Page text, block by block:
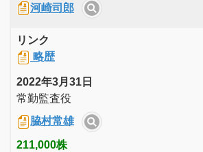
河崎司郎
リンク
略歴
2022年3月31日
常勤監査役
脇村常雄
211,000株